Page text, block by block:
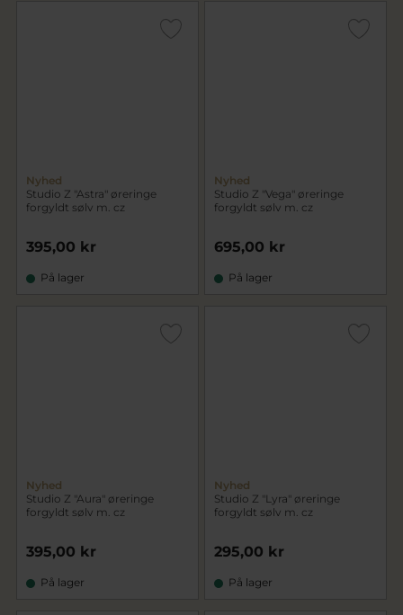
Nyhed
Studio Z "Astra" øreringe
forgyldt sølv m. cz
395,00 kr
På lager
Nyhed
Studio Z "Vega" øreringe
forgyldt sølv m. cz
695,00 kr
På lager
Nyhed
Studio Z "Aura" øreringe
forgyldt sølv m. cz
395,00 kr
På lager
Nyhed
Studio Z "Lyra" øreringe
forgyldt sølv m. cz
295,00 kr
På lager